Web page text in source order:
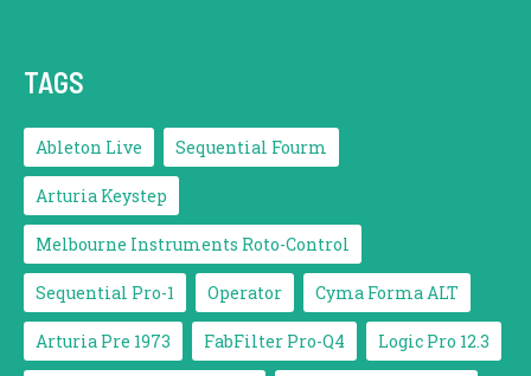
TAGS
Ableton Live Sequential Fourm
Arturia Keystep
Melbourne Instruments Roto-Control
Sequential Pro-1 Operator Cyma Forma ALT
Arturia Pre 1973 FabFilter Pro-Q4 Logic Pro 12.3